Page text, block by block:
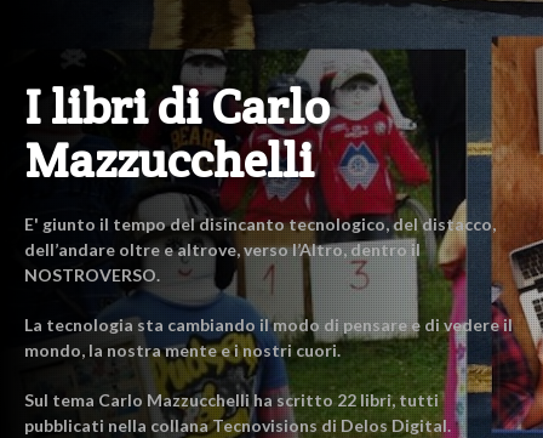
I libri di Carlo
Mazzucchelli
E' giunto il tempo del disincanto tecnologico, del distacco,
dell’andare oltre e altrove, verso l’Altro, dentro il
NOSTROVERSO.
La tecnologia sta cambiando il modo di pensare e di vedere il
mondo, la nostra mente e i nostri cuori.
Sul tema Carlo Mazzucchelli ha scritto 22 libri, tutti
pubblicati nella collana Tecnovisions di Delos Digital.